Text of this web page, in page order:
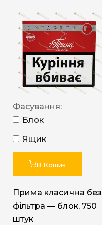
Фасування:
Блок
Ящик
В Кошик
Прима класична без
фільтра — блок, 750
штук